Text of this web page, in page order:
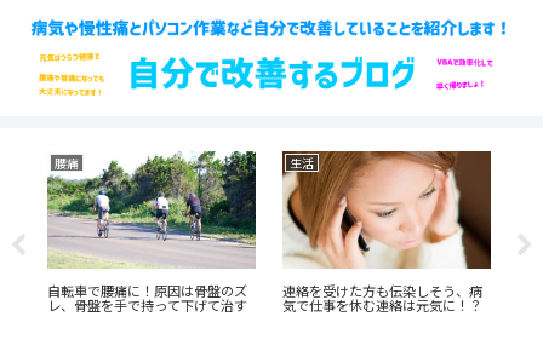
腰痛
自転車で腰痛に！原因は骨盤のズ
レ、骨盤を手で持って下げて治す
生活
連絡を受けた方も伝染しそう、病
気で仕事を休む連絡は元気に！？